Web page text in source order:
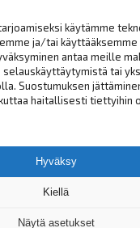
käytämme
ja/tai
antaa meille
tai
Suostumuksen
haitallisesti tiettyihin
Hyväksy
Kiellä
Näytä asetukset
myyntiehdot